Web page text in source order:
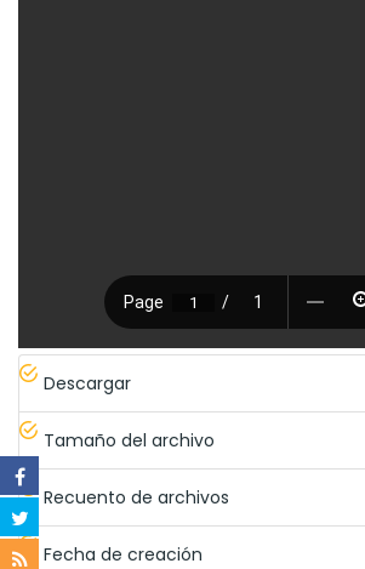
Descargar
Tamaño del archivo
Recuento de archivos
Fecha de creación